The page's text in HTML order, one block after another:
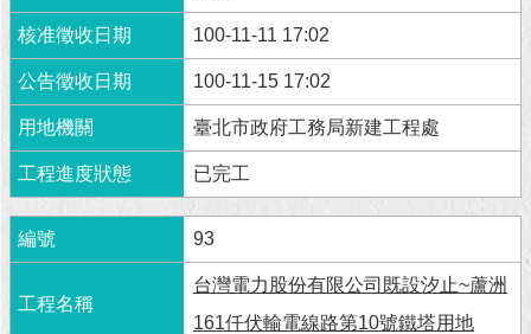
100-11-11 17:02
100-11-15 17:02
臺北市政府工務局新建工程處
已完工
93
台灣電力股份有限公司既設汐止~蘆洲
161仟伏輸電線路第10號鐵塔用地